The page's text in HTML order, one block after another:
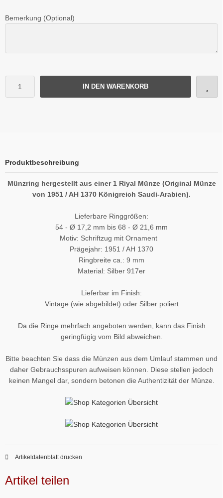
Bemerkung (Optional)
IN DEN WARENKORB
Produktbeschreibung
Münzring hergestellt aus einer 1 Riyal Münze (Original Münze
von 1951 / AH 1370 Königreich Saudi-Arabien).
Lieferbare Ringgrößen:
54 - Ø 17,2 mm bis 68 - Ø 21,6 mm
Motiv: Schriftzug mit Ornament
Prägejahr: 1951 / AH 1370
Ringbreite ca.: 9 mm
Material: Silber 917er
Lieferbar im Finish:
Vintage (wie abgebildet) oder Silber poliert
Da die Ringe mehrfach angeboten werden, kann das Finish
geringfügig vom Bild abweichen.
Bitte beachten Sie dass die Münzen aus dem Umlauf stammen und
daher Gebrauchsspuren aufweisen können. Diese stellen jedoch
keinen Mangel dar, sondern betonen die Authentizität der Münze.
Artikeldatenblatt drucken
Artikel teilen